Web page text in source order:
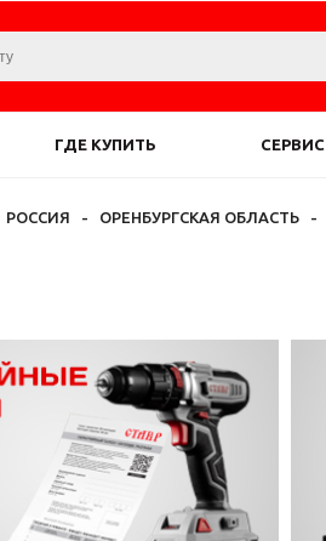
ГДЕ КУПИТЬ СЕРВИС
РОССИЯ - ОРЕНБУРГСКАЯ ОБЛАСТЬ -